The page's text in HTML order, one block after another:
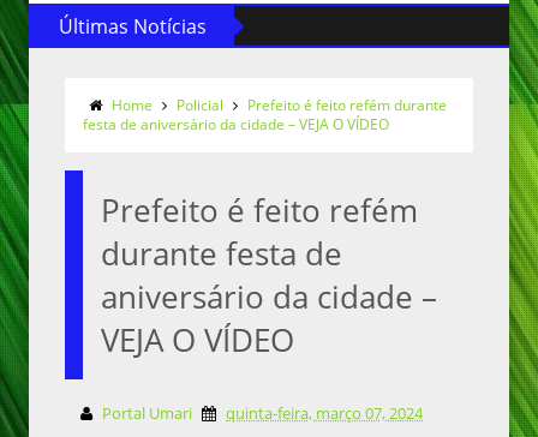
Últimas Notícias
Home Policial
Prefeito é feito refém durante
festa de aniversário da cidade – VEJA O VÍDEO
Prefeito é feito refém
durante festa de
aniversário da cidade –
VEJA O VÍDEO
Portal Umari quinta-feira, março 07, 2024